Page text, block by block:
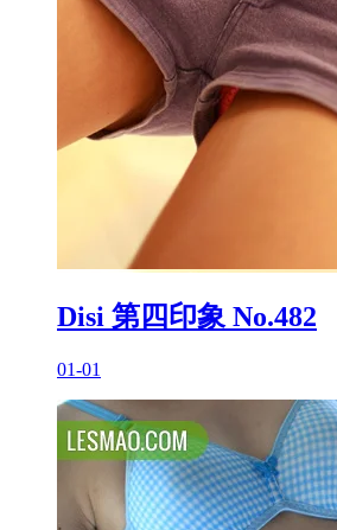
Disi 第四印象 No.482
01-01